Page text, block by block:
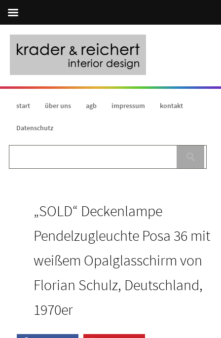
start über uns agb impressum kontakt
Datenschutz
„SOLD“ Deckenlampe
Pendelzugleuchte Posa 36 mit
weißem Opalglasschirm von
Florian Schulz, Deutschland,
1970er